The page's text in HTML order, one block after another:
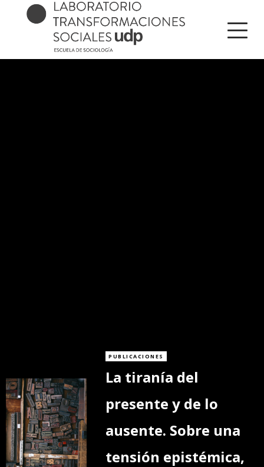
PUBLICACIONES
La tiranía del
presente y de lo
ausente. Sobre una
tensión epistémica,